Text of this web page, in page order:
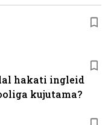
hakati ingleid
kujutama?